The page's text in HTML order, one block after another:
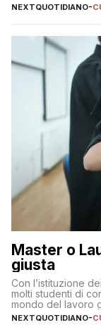
NEXTQUOTIDIANO-
Master o
giusta
Con l’istituzione
molti studenti di
mondo del lavoro
interrogativi che si
l’obiettivo di primo
NEXTQUOTIDIANO-